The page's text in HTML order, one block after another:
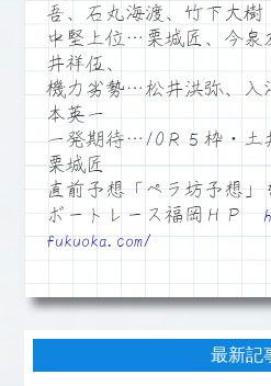
吾、石丸海渡、竹下大樹
中堅上位…栗城匠、今泉
井祥伍、
機力劣勢…松井洪弥、入
本英一
一発期待…10Ｒ５枠・土
栗城匠
直前予想「ペラ坊予想
ボートレース福岡ＨＰ
fukuoka.com/
最新記